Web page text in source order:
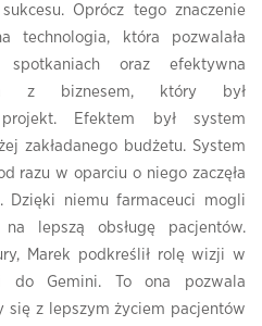
Oprócz tego znaczenie
technologia, która pozwalała
oraz efektywna
z biznesem, który był
Efektem był system
zakładanego budżetu. System
razu w oparciu o niego zaczęła
Dzięki niemu farmaceuci mogli
lepszą obsługę pacjentów.
Marek podkreślił rolę wizji w
do Gemini. To ona pozwala
się z lepszym życiem pacjentów